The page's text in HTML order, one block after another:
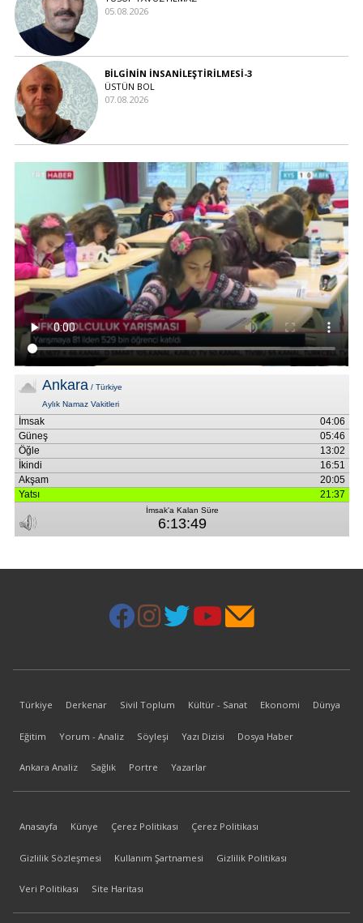
05.08.2026
BİLGİNİN İNSANİLEŞTİRİLMESİ-3
ÜSTÜN BOL
07.08.2026
Türkiye Derkenar Sivil Toplum Kültür - Sanat Ekonomi Dünya
Eğitim Yorum - Analiz Söyleşi Yazı Dizisi Dosya Haber
Ankara Analiz Sağlık Portre Yazarlar
Anasayfa Künye Çerez Politikası Çerez Politikası
Gizlilik Sözleşmesi Kullanım Şartnamesi Gizlilik Politikası
Veri Politikası Site Haritası